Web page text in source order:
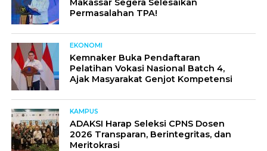
Permasalahan TPA!
EKONOMI
Kemnaker Buka Pendaftaran
Pelatihan Vokasi Nasional Batch 4,
Ajak Masyarakat Genjot Kompetensi
KAMPUS
ADAKSI Harap Seleksi CPNS Dosen
2026 Transparan, Berintegritas, dan
Meritokrasi